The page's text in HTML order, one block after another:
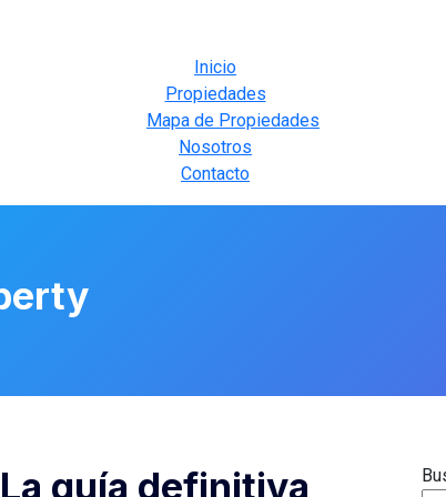
Inicio
Propiedades
Mapa de Propiedades
Nosotros
Contacto
La guía definitiva